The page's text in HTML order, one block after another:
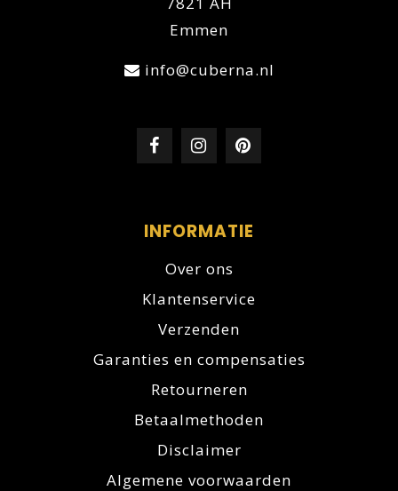
Emmen
info@cuberna.nl
INFORMATIE
Over ons
Klantenservice
Verzenden
Garanties en compensaties
Retourneren
Betaalmethoden
Disclaimer
Algemene voorwaarden